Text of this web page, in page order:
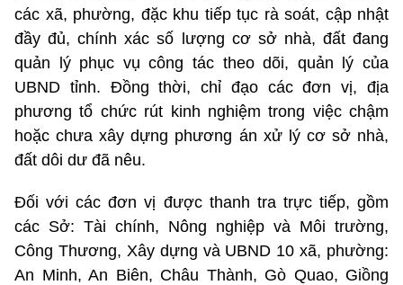
các xã, phường, đặc khu tiếp tục rà soát, cập nhật
đầy đủ, chính xác số lượng cơ sở nhà, đất đang
quản lýphục vụ công tác theo dõi, quản lý của
UBND tỉnh. Đồng thời, chỉ đạo các đơn vị, địa
phương tổ chức rút kinh nghiệm trong việc chậm
hoặc chưa xây dựng phương án xử lý cơ sở nhà,
đất dôi dư đã nêu.
Đối với các đơn vị được thanh tra trực tiếp, gồm
các Sở: Tài chính, Nông nghiệp và Môi trường,
Công Thương, Xây dựng và UBND 10 xã, phường:
An Minh, An Biên, Châu Thành, Gò Quao, Giồng